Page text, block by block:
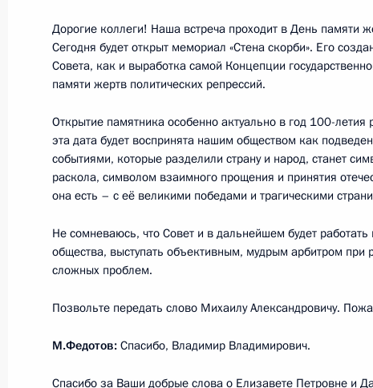
16 ноября 2017 года, четверг
Дмитрием Рогозиным
16 ноября 2017 года, 17:20 Москва, Кремль
Совещание по вопросам развития
«Звезда»
14 ноября 2017 года, вторник
Дорогие коллеги! Наша встреча проходит в День памяти
Сегодня будет открыт мемориал «Стена скорби». Его
Совета, как и выработка самой Концепции
памяти жертв политических репрессий.
Открытие памятника особенно актуально в год 100-
эта дата будет воспринята нашим обществом как
событиями, которые разделили страну и народ, станет
раскола, символом взаимного прощения и принятия
она есть – с её великими победами и трагическими
Не сомневаюсь, что Совет и в дальнейшем будет
общества, выступать объективным, мудрым арбитром
сложных проблем.
Позвольте передать слово Михаилу Александровичу.
М.Федотов: Спасибо, Владимир Владимирович.
Спасибо за Ваши добрые слова о Елизавете Петровне и